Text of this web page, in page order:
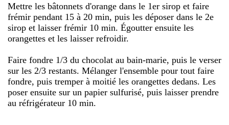
Mettre les bâtonnets d'orange dans le 1er sirop et faire
frémir pendant 15 à 20 min, puis les déposer dans le 2e
sirop et laisser frémir 10 min. Égoutter ensuite les
orangettes et les laisser refroidir.
Faire fondre 1/3 du chocolat au bain-marie, puis le verser
sur les 2/3 restants. Mélanger l'ensemble pour tout faire
fondre, puis tremper à moitié les orangettes dedans. Les
poser ensuite sur un papier sulfurisé, puis laisser prendre
au réfrigérateur 10 min.